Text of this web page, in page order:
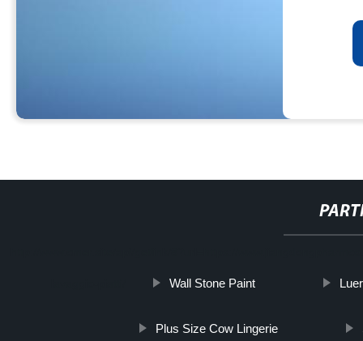
Wall Stone Paint
Plus Size Cow Lingerie